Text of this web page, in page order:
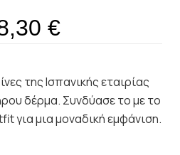
€
της Ισπανικής εταιρίας
δέρμα. Συνδύασε το με το
για μια μοναδική εμφάνιση.